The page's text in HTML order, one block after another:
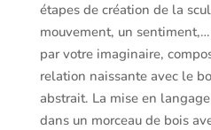
étapes de création de la
mouvement, un
par votre imaginaire,
relation naissante avec le
abstrait. La mise en
dans un morceau de bois